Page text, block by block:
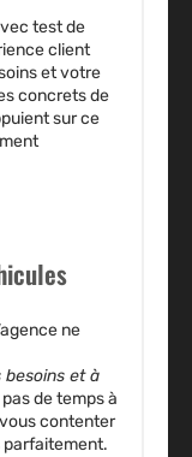
test de
client
et votre
concrets de
sur ce
ne
et à
de temps à
contenter
parfaitement.